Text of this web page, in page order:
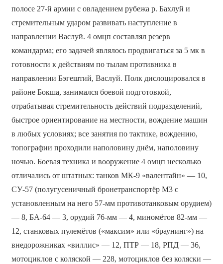
полосе 27-й армии с овладением рубежа р. Бахлуй и
стремительным ударом развивать наступление в
направлении Васлуй. 4 омцп составлял резерв
командарма; его задачей являлось продвигаться за 5 мк в
готовности к действиям по тылам противника в
направлении Бэгештий, Васлуй. Полк дислоцировался в
районе Бокша, занимался боевой подготовкой,
отрабатывая стремительность действий подразделений,
быстрое ориентирование на местности, вождение машин
в любых условиях; все занятия по тактике, вождению,
топографии проходили наполовину днём, наполовину
ночью. Боевая техника и вооружение 4 омцп несколько
отличались от штатных: танков МК-9 «валентайн» — 10,
СУ-57 (полугусеничный бронетранспортёр М3 с
установленным на него 57-мм противотанковым орудием)
— 8, БА-64 — 3, орудий 76-мм — 4, миномётов 82-мм —
12, станковых пулемётов («максим» или «браунинг») на
внедорожниках «виллис» — 12, ПТР — 18, РПД — 36,
мотоциклов с коляской — 228, мотоциклов без коляски —